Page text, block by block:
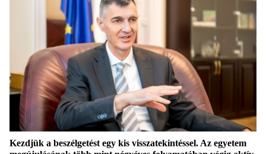
Kezdjük a beszélgetést egy kis visszatekintéssel. Az egyetem